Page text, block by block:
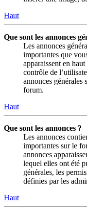
Haut
Que sont les annonces
Les annonces
importantes que
apparaissent en
contrôle de
annonces générales
forum.
Haut
Que sont les annonces ?
Les annonces
importantes sur le
annonces
lequel elles ont été
générales, les
définies par les
Haut